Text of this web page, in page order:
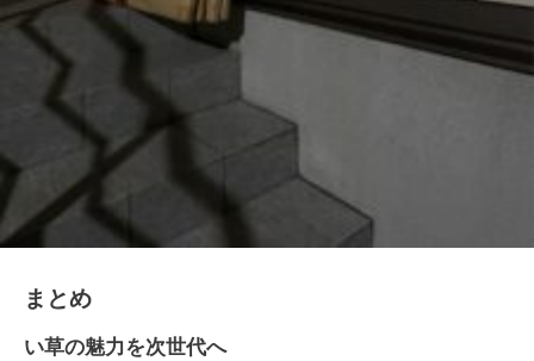
まとめ
い草の魅力を次世代へ